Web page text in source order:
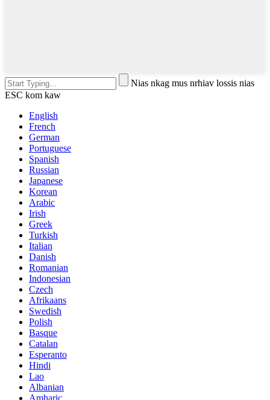
Nias nkag mus nrhiav lossis nias
ESC kom kaw
English
French
German
Portuguese
Spanish
Russian
Japanese
Korean
Arabic
Irish
Greek
Turkish
Italian
Danish
Romanian
Indonesian
Czech
Afrikaans
Swedish
Polish
Basque
Catalan
Esperanto
Hindi
Lao
Albanian
Amharic